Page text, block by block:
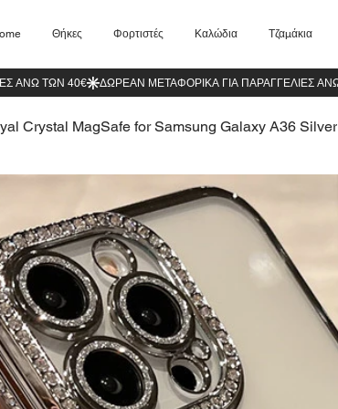
Θήκες Φορτιστές Καλώδια Τζαμάκια
Crystal MagSafe for Samsung Galaxy A36 Silver